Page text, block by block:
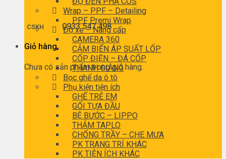
CSKH 0933 547 498
Giỏ hàng
Chưa có sản phẩm trong giỏ hàng.
Wrap – PPF – Detailing
PPF Premi Wrap
Độ xe – Nâng cấp
CAMERA 360
CẢM BIẾN ÁP SUẤT LỐP
CỐP ĐIỆN – ĐÁ CỐP
THANH GIẰNG
Bọc ghế da ô tô
Phụ kiện tiện ích
GHẾ TRẺ EM
GỐI TỰA ĐẦU
BỆ BƯỚC – LIPPO
THẢM TAPLO
CHỐNG TRẦY – CHE MƯA
PK TRANG TRÍ KHÁC
PK TIỆN ÍCH KHÁC